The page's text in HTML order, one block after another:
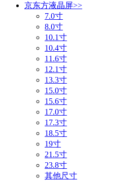
京东方液晶屏>>
7.0寸
8.0寸
10.1寸
10.4寸
11.6寸
12.1寸
13.3寸
15.0寸
15.6寸
17.0寸
17.3寸
18.5寸
19寸
21.5寸
23.8寸
其他尺寸